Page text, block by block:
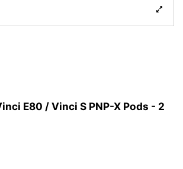
E80 / Vinci S PNP-X Pods - 2